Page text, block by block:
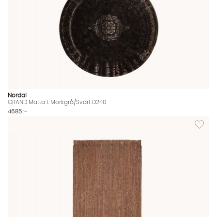
Nordal
GRAND Matta L Mörkgrå/Svart D240
4685 :-
Lägg